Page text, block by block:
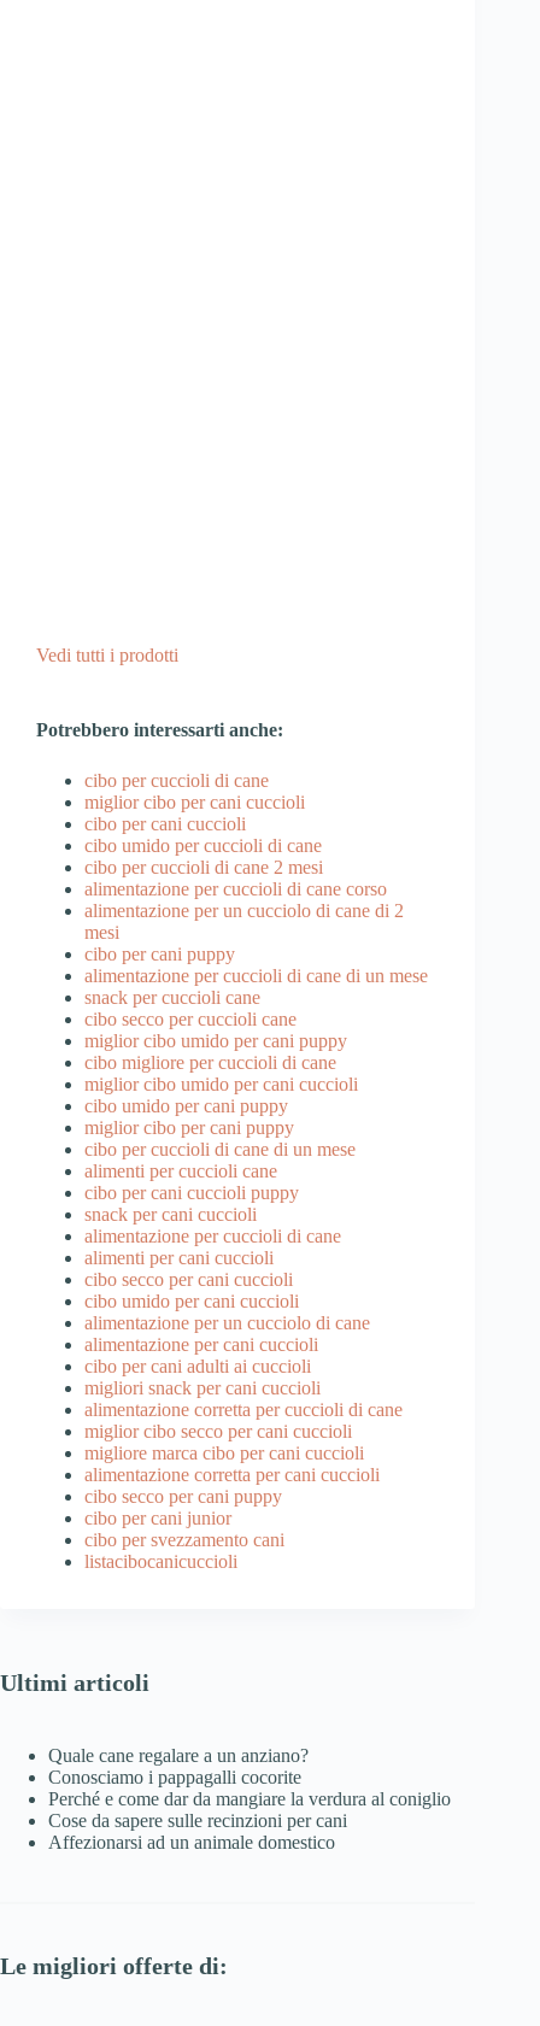
Vedi tutti i prodotti
Potrebbero interessarti anche:
cibo per cuccioli di cane
miglior cibo per cani cuccioli
cibo per cani cuccioli
cibo umido per cuccioli di cane
cibo per cuccioli di cane 2 mesi
alimentazione per cuccioli di cane corso
alimentazione per un cucciolo di cane di 2
mesi
cibo per cani puppy
alimentazione per cuccioli di cane di un mese
snack per cuccioli cane
cibo secco per cuccioli cane
miglior cibo umido per cani puppy
cibo migliore per cuccioli di cane
miglior cibo umido per cani cuccioli
cibo umido per cani puppy
miglior cibo per cani puppy
cibo per cuccioli di cane di un mese
alimenti per cuccioli cane
cibo per cani cuccioli puppy
snack per cani cuccioli
alimentazione per cuccioli di cane
alimenti per cani cuccioli
cibo secco per cani cuccioli
cibo umido per cani cuccioli
alimentazione per un cucciolo di cane
alimentazione per cani cuccioli
cibo per cani adulti ai cuccioli
migliori snack per cani cuccioli
alimentazione corretta per cuccioli di cane
miglior cibo secco per cani cuccioli
migliore marca cibo per cani cuccioli
alimentazione corretta per cani cuccioli
cibo secco per cani puppy
cibo per cani junior
cibo per svezzamento cani
listacibocanicuccioli
Ultimi articoli
Quale cane regalare a un anziano?
Conosciamo i pappagalli cocorite
Perché e come dar da mangiare la verdura al coniglio
Cose da sapere sulle recinzioni per cani
Affezionarsi ad un animale domestico
Le migliori offerte di: